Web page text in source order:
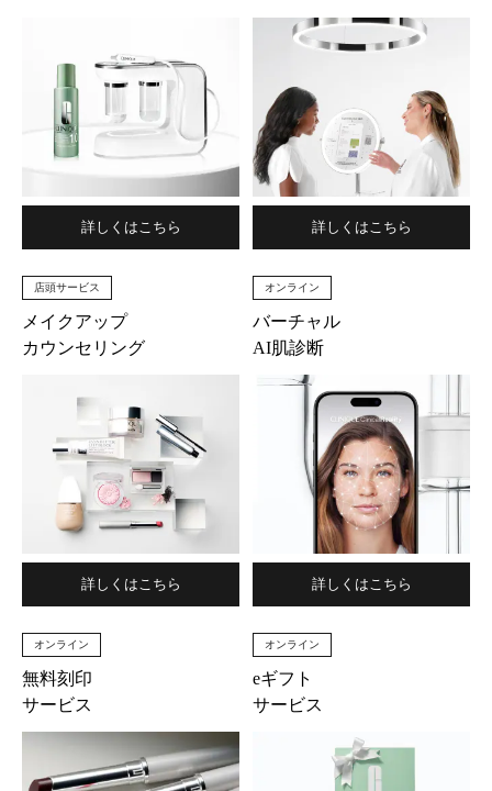
詳しくはこちら 詳しくはこちら
店頭サービス
メイクアップ
カウンセリング
詳しくはこちら
オンライン
バーチャル
AI肌診断
詳しくはこちら
オンライン
無料刻印
サービス
オンライン
eギフト
サービス